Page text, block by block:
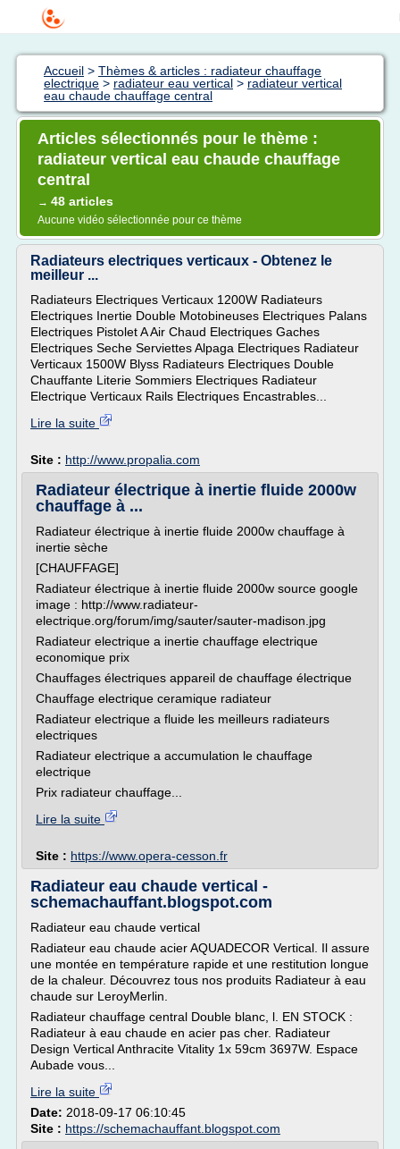
Accueil > Thèmes & articles : radiateur chauffage
electrique > radiateur eau vertical > radiateur vertical
eau chaude chauffage central
Articles sélectionnés pour le thème :
radiateur vertical eau chaude chauffage
central
→ 48 articles
Aucune vidéo sélectionnée pour ce thème
Radiateurs electriques verticaux - Obtenez le
meilleur ...
Radiateurs Electriques Verticaux 1200W Radiateurs
Electriques Inertie Double Motobineuses Electriques Palans
Electriques Pistolet A Air Chaud Electriques Gaches
Electriques Seche Serviettes Alpaga Electriques Radiateur
Verticaux 1500W Blyss Radiateurs Electriques Double
Chauffante Literie Sommiers Electriques Radiateur
Electrique Verticaux Rails Electriques Encastrables...
Lire la suite
Site : http://www.propalia.com
Radiateur électrique à inertie fluide 2000w
chauffage à ...
Radiateur électrique à inertie fluide 2000w chauffage à
inertie sèche
[CHAUFFAGE]
Radiateur électrique à inertie fluide 2000w source google
image : http://www.radiateur-
electrique.org/forum/img/sauter/sauter-madison.jpg
Radiateur electrique a inertie chauffage electrique
economique prix
Chauffages électriques appareil de chauffage électrique
Chauffage electrique ceramique radiateur
Radiateur electrique a fluide les meilleurs radiateurs
electriques
Radiateur electrique a accumulation le chauffage
electrique
Prix radiateur chauffage...
Lire la suite
Site : https://www.opera-cesson.fr
Radiateur eau chaude vertical -
schemachauffant.blogspot.com
Radiateur eau chaude vertical
Radiateur eau chaude acier AQUADECOR Vertical. Il assure
une montée en température rapide et une restitution longue
de la chaleur. Découvrez tous nos produits Radiateur à eau
chaude sur LeroyMerlin.
Radiateur chauffage central Double blanc, l. EN STOCK :
Radiateur à eau chaude en acier pas cher. Radiateur
Design Vertical Anthracite Vitality 1x 59cm 3697W. Espace
Aubade vous...
Lire la suite
Date: 2018-09-17 06:10:45
Site : https://schemachauffant.blogspot.com